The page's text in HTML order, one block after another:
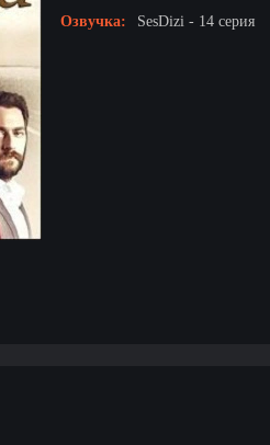
Озвучка:
SesDizi - 14 серия